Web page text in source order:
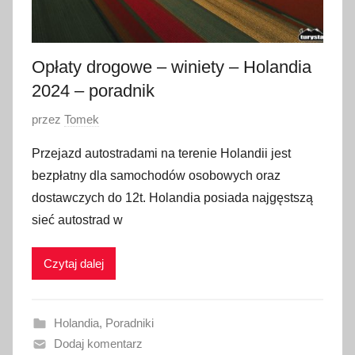
Opłaty drogowe – winiety – Holandia
2024 – poradnik
O
u
b
l
i
w
n
o
przez Tomek
Przejazd autostradami na terenie Holandii jest
bezpłatny dla samochodów osobowych oraz
dostawczych do 12t. Holandia posiada najgęstszą
sieć autostrad w
Czytaj dalej
Holandia, Poradniki
Dodaj komentarz